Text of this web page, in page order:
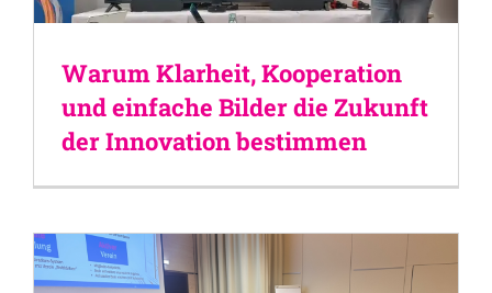
Warum Klarheit, Kooperation
und einfache Bilder die Zukunft
der Innovation bestimmen